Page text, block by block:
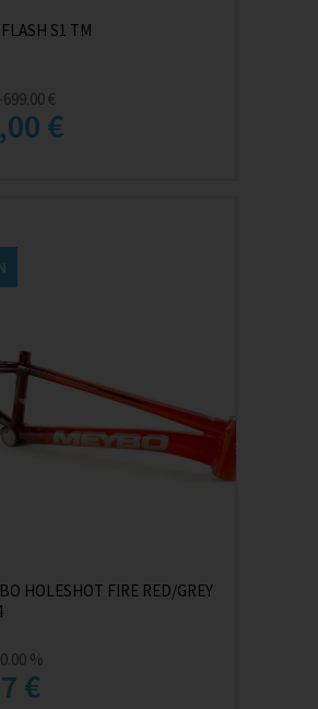
S1 TM
-699.00 €
€
HOLESHOT FIRE RED/GREY
%
€